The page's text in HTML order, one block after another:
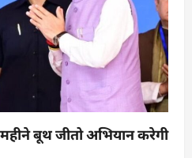
बूथ जीतो अभियान करेगी